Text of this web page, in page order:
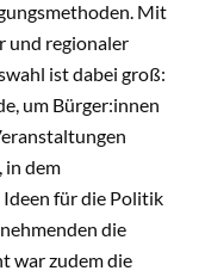
Mit
und regionaler
ist dabei groß:
um Bürger:innen
in dem
für die Politik
die
war zudem die